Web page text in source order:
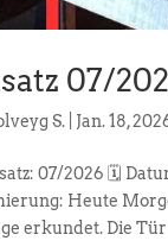
07/
S. Jan. 18,
07/2026 🗓️
Heute
erkundet. Die